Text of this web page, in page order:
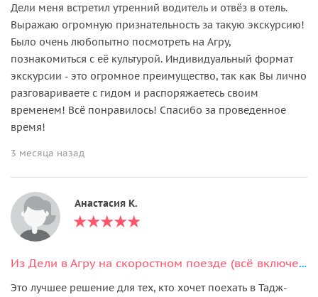
Дели меня встретил утренний водитель и отвёз в отель.
Выражаю огромную признательность за такую экскурсию!
Было очень любопытно посмотреть на Агру,
познакомиться с её культурой. Индивидуальный формат
экскурсии - это огромное преимущество, так как Вы лично
разговариваете с гидом и распоряжаетесь своим
временем! Всё понравилось! Спасибо за проведенное
время!
3 месяца назад
Анастасия К.
Из Дели в Агру на скоростном поезде (всё включено)
Это лучшее решение для тех, кто хочет поехать в Тадж-